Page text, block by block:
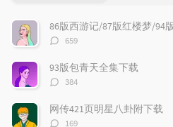
文
章
评
论
评
数：
659
93版包青天全集下载
评
数：
384
网传421页明星八卦附下载
评
169